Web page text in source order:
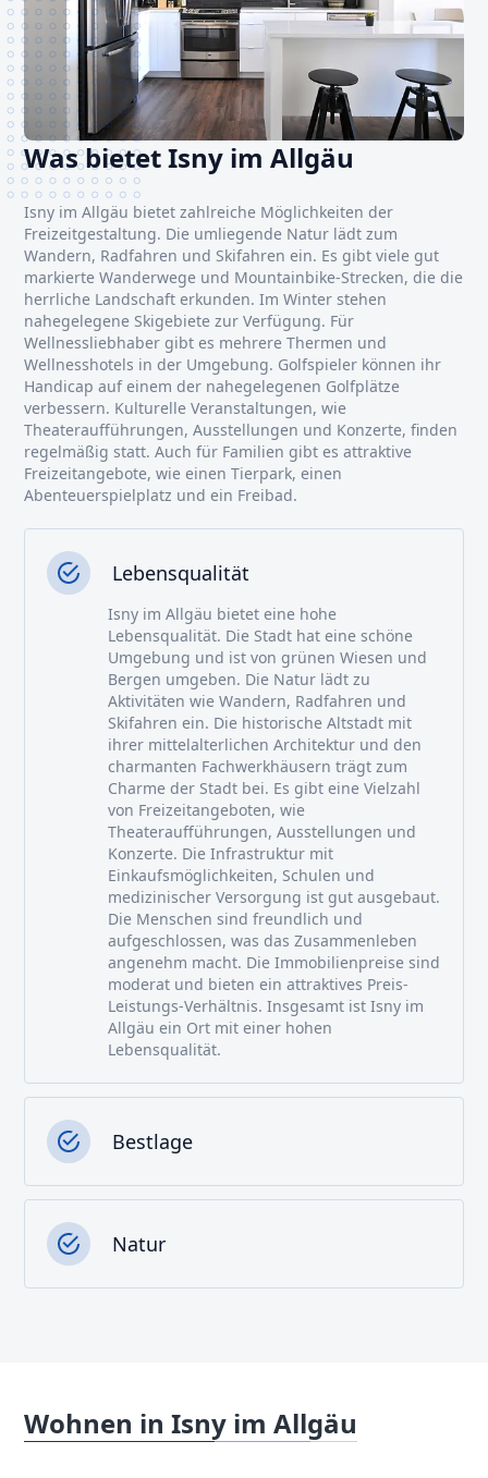
Was bietet Isny im Allgäu
Isny im Allgäu bietet zahlreiche Möglichkeiten der
Freizeitgestaltung. Die umliegende Natur lädt zum
Wandern, Radfahren und Skifahren ein. Es gibt viele gut
markierte Wanderwege und Mountainbike-Strecken, die die
herrliche Landschaft erkunden. Im Winter stehen
nahegelegene Skigebiete zur Verfügung. Für
Wellnessliebhaber gibt es mehrere Thermen und
Wellnesshotels in der Umgebung. Golfspieler können ihr
Handicap auf einem der nahegelegenen Golfplätze
verbessern. Kulturelle Veranstaltungen, wie
Theateraufführungen, Ausstellungen und Konzerte, finden
regelmäßig statt. Auch für Familien gibt es attraktive
Freizeitangebote, wie einen Tierpark, einen
Abenteuerspielplatz und ein Freibad.
Lebensqualität
Isny im Allgäu bietet eine hohe
Lebensqualität. Die Stadt hat eine schöne
Umgebung und ist von grünen Wiesen und
Bergen umgeben. Die Natur lädt zu
Aktivitäten wie Wandern, Radfahren und
Skifahren ein. Die historische Altstadt mit
ihrer mittelalterlichen Architektur und den
charmanten Fachwerkhäusern trägt zum
Charme der Stadt bei. Es gibt eine Vielzahl
von Freizeitangeboten, wie
Theateraufführungen, Ausstellungen und
Konzerte. Die Infrastruktur mit
Einkaufsmöglichkeiten, Schulen und
medizinischer Versorgung ist gut ausgebaut.
Die Menschen sind freundlich und
aufgeschlossen, was das Zusammenleben
angenehm macht. Die Immobilienpreise sind
moderat und bieten ein attraktives Preis-
Leistungs-Verhältnis. Insgesamt ist Isny im
Allgäu ein Ort mit einer hohen
Lebensqualität.
Bestlage
Natur
Wohnen in Isny im Allgäu